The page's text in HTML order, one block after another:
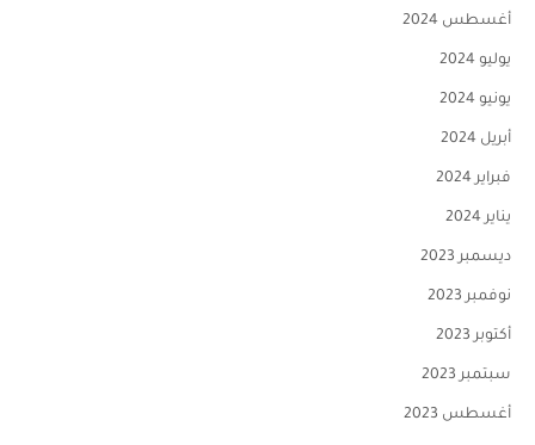
أغسطس 2024
يوليو 2024
يونيو 2024
أبريل 2024
فبراير 2024
يناير 2024
ديسمبر 2023
نوفمبر 2023
أكتوبر 2023
سبتمبر 2023
أغسطس 2023